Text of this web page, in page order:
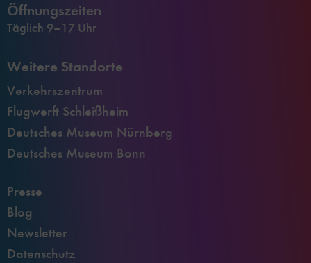
Öffnungszeiten
Täglich 9–17 Uhr
Weitere Standorte
Verkehrszentrum
Flugwerft Schleißheim
Deutsches Museum Nürnberg
Deutsches Museum Bonn
Presse
Blog
Newsletter
Datenschutz